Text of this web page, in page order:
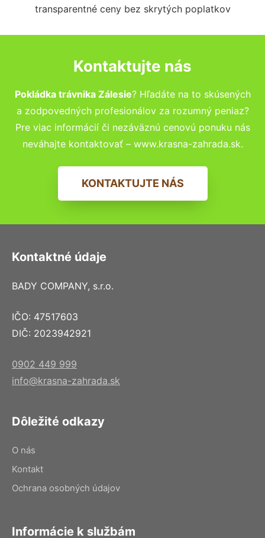
transparentné ceny bez skrytých poplatkov
Kontaktujte nás
Pokládka trávnika Zálesie? Hľadáte na to skúsených
a zodpovedných profesionálov za rozumný peniaz?
Pre viac informácií či nezáväznú cenovú ponuku nás
neváhajte kontaktovať – www.krasna-zahrada.sk.
KONTAKTUJTE NÁS
Kontaktné údaje
BADY COMPANY, s.r.o.
IČO: 47517603
DIČ: 2023942921
0902 449 999
info@krasna-zahrada.sk
Dôležité odkazy
O nás
Kontakt
Ochrana osobných údajov
Informácie k službám